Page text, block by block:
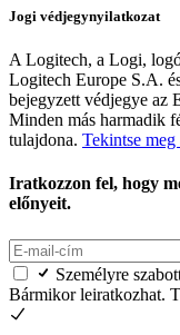
Jogi védjegynyilatkozat
A Logitech, a Logi,
Logitech Europe S.A.
bejegyzett védjegye az
Minden más harmadik
tulajdona. Tekintse meg
Iratkozzon fel, hogy
előnyeit.
Személyre
Bármikor leiratkozhat.